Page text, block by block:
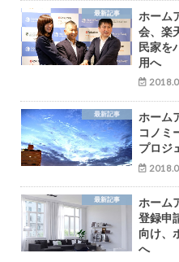
最新記事
ホーム
会、楽
民家を
用へ
最新記事
ホーム
コノミ
プロジ
最新記事
ホーム
登録申
向け、
へ